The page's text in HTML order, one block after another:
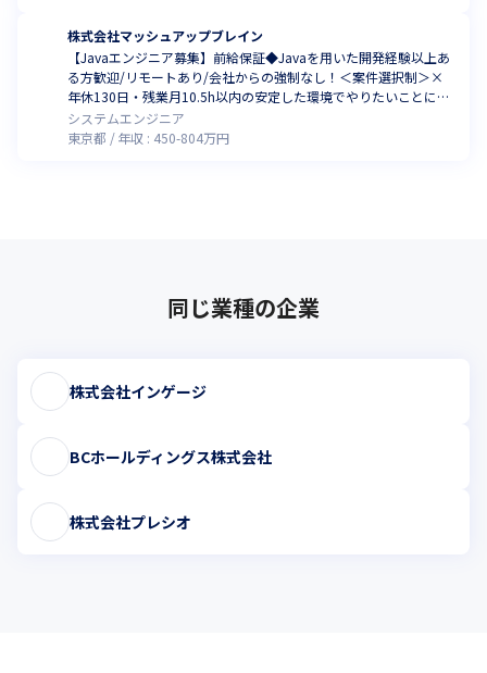
株式会社マッシュアップブレイン
【Javaエンジニア募集】前給保証◆Javaを用いた開発経験以上あ
る方歓迎/リモートあり/会社からの強制なし！＜案件選択制＞×
年休130日・残業月10.5h以内の安定した環境でやりたいことに挑
戦！ランチ代補助あり
システムエンジニア
東京都
年収 : 450-804万円
同じ業種の企業
株式会社インゲージ
BCホールディングス株式会社
株式会社プレシオ